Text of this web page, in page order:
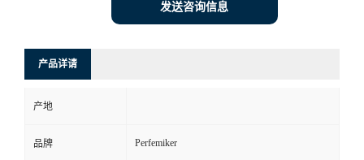
发送咨询信息
产品详请
产地
品牌 Perfemiker